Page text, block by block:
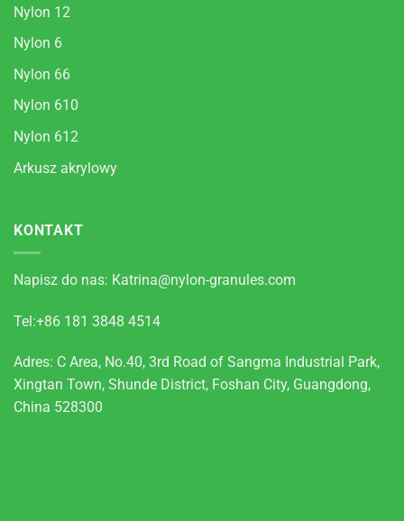
Nylon 12
Nylon 6
Nylon 66
Nylon 610
Nylon 612
Arkusz akrylowy
KONTAKT
Napisz do nas: Katrina@nylon-granules.com
Tel:+86 181 3848 4514
Adres: C Area, No.40, 3rd Road of Sangma Industrial Park,
Xingtan Town, Shunde District, Foshan City, Guangdong,
China 528300